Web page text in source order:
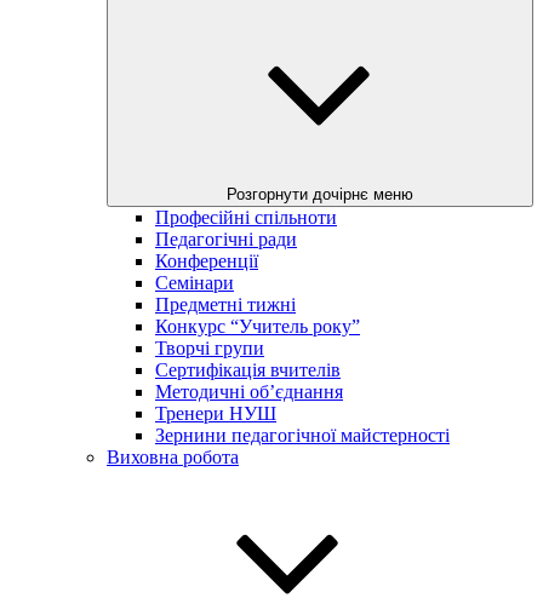
Розгорнути дочірнє меню
Професійні спільноти
Педагогічні ради
Конференції
Семінари
Предметні тижні
Конкурс “Учитель року”
Творчі групи
Сертифікація вчителів
Методичні об’єднання
Тренери НУШ
Зернини педагогічної майстерності
Виховна робота